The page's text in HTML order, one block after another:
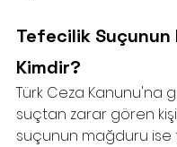
Tefecilik Suçunun
Kimdir?
Türk Ceza Kanunu'na
suçtan zarar gören
suçunun mağduru ise